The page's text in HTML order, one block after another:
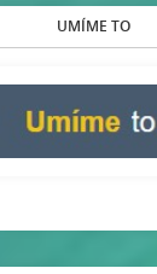
UMÍME TO